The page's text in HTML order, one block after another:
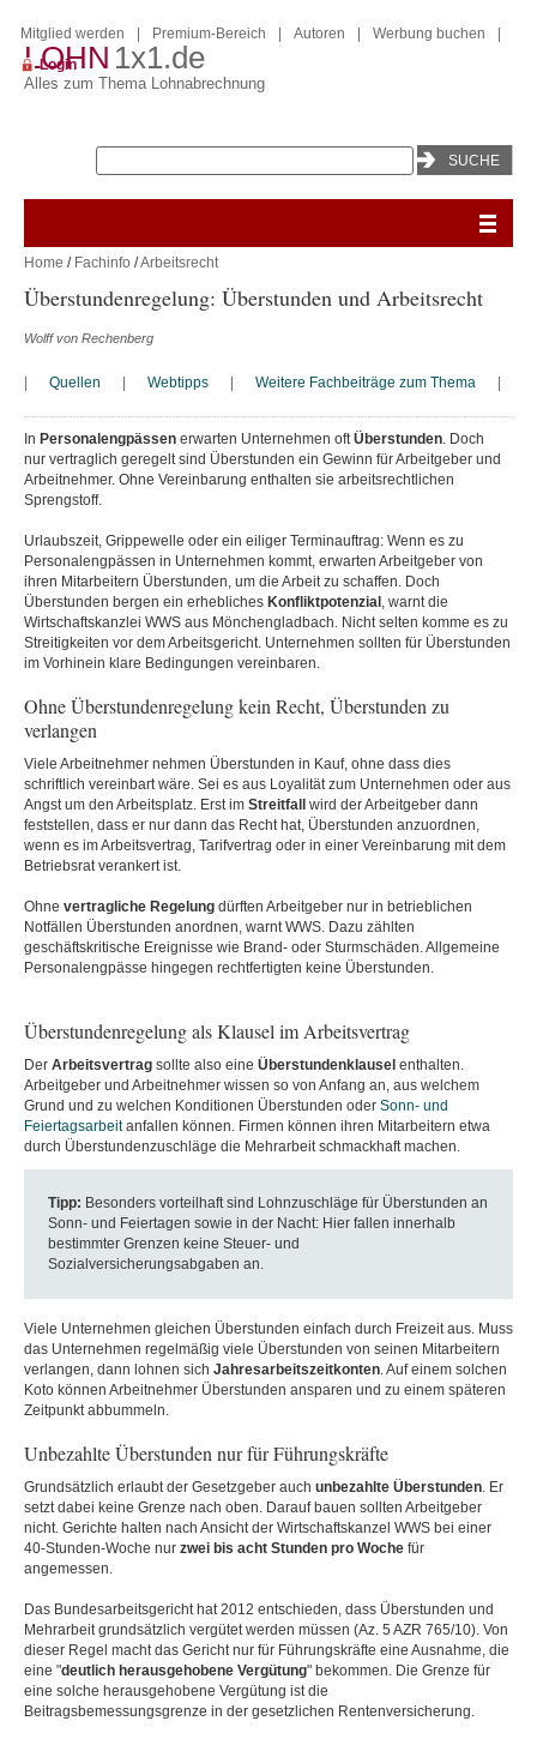
LOHN 1x1.de
Alles zum Thema Lohnabrechnung
Mitglied werden Premium-Bereich Autoren Werbung buchen
Login
Home / Fachinfo /Arbeitsrecht
Überstundenregelung: Überstunden und Arbeitsrecht
Wolff von Rechenberg
Quellen Webtipps Weitere Fachbeiträge zum Thema
In Personalengpässen erwarten Unternehmen oftÜberstunden. Doch
nur vertraglich geregelt sind Überstunden ein Gewinn für Arbeitgeber und
Arbeitnehmer. Ohne Vereinbarung enthalten sie arbeitsrechtlichen
Sprengstoff.
Urlaubszeit, Grippewelle oder ein eiliger Terminauftrag: Wenn es zu
Personalengpässen in Unternehmen kommt, erwarten Arbeitgeber von
ihren Mitarbeitern Überstunden, um die Arbeit zu schaffen. Doch
Überstunden bergen ein erhebliches Konfliktpotenzial , warnt die
Wirtschaftskanzlei WWS aus Mönchengladbach. Nicht selten komme es zu
Streitigkeiten vor dem Arbeitsgericht. Unternehmen sollten für Überstunden
im Vorhinein klare Bedingungen vereinbaren.
Ohne Überstundenregelung kein Recht, Überstunden zu
verlangen
Viele Arbeitnehmer nehmen Überstunden in Kauf, ohne dass dies
schriftlich vereinbart wäre. Sei es aus Loyalität zum Unternehmen oder aus
Angst um den Arbeitsplatz. Erst im Streitfall
wird der Arbeitgeber dann
feststellen, dass er nur dann das Recht hat, Überstunden anzuordnen,
wenn es im Arbeitsvertrag, Tarifvertrag oder in einer Vereinbarung mit dem
Betriebsrat verankert ist.
Ohne vertragliche Regelung dürften Arbeitgeber nur in betrieblichen
Notfällen Überstunden anordnen, warnt WWS. Dazu zählten
geschäftskritische Ereignisse wie Brand- oder Sturmschäden. Allgemeine
Personalengpässe hingegen rechtfertigten keine Überstunden.
Überstundenregelung als Klausel im Arbeitsvertrag
Der Arbeitsvertrag sollte also eine Überstundenklausel enthalten.
Arbeitgeber und Arbeitnehmer wissen so von Anfang an, aus welchem
Grund und zu welchen Konditionen Überstunden oder Sonn- und
Feiertagsarbeitanfallen können. Firmen können ihren Mitarbeitern etwa
durch Überstundenzuschläge die Mehrarbeit schmackhaft machen.
Tipp: Besonders vorteilhaft sind Lohnzuschläge für Überstunden an
Sonn- und Feiertagen sowie in der Nacht: Hier fallen innerhalb
bestimmter Grenzen keine Steuer- und
Sozialversicherungsabgaben an.
Viele Unternehmen gleichen Überstunden einfach durch Freizeit aus. Muss
das Unternehmen regelmäßig viele Überstunden von seinen Mitarbeitern
verlangen, dann lohnen sich Jahresarbeitszeitkonten. Auf einem solchen
Koto können Arbeitnehmer Überstunden ansparen und zu einem späteren
Zeitpunkt abbummeln.
Unbezahlte Überstunden nur für Führungskräfte
Grundsätzlich erlaubt der Gesetzgeber auch unbezahlte Überstunden. Er
setzt dabei keine Grenze nach oben. Darauf bauen sollten Arbeitgeber
nicht. Gerichte halten nach Ansicht der Wirtschaftskanzel WWS bei einer
40-Stunden-Woche nur zwei bis acht Stunden pro Woche für
angemessen.
Das Bundesarbeitsgericht hat 2012 entschieden, dass Überstunden und
Mehrarbeit grundsätzlich vergütet werden müssen (Az. 5 AZR 765/10). Von
dieser Regel macht das Gericht nur für Führungskräfte eine Ausnahme, die
eine "deutlich herausgehobene Vergütung" bekommen. Die Grenze für
eine solche herausgehobene Vergütung ist die
Beitragsbemessungsgrenze in der gesetzlichen Rentenversicherung.